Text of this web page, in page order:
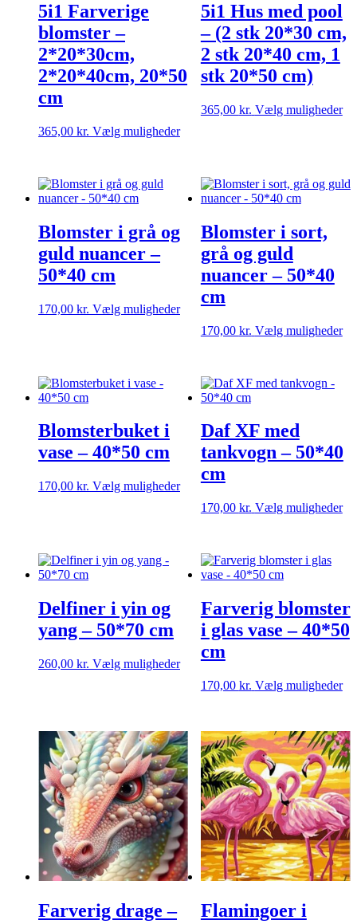
varesiden
5i1 Farverige
blomster –
2*20*30cm,
2*20*40cm, 20*50
cm
365,00 kr. Vælg mulighederDette
varianter.
Mulighederne
vælges
på
varesiden
5i1 Hus med pool
– (2 stk 20*30 cm,
2 stk 20*40 cm, 1
stk 20*50 cm)
365,00 kr. Vælg muligheder
Blomster i grå og
guld nuancer –
50*40 cm
170,00 kr. Vælg mulighederDette
Mulighederne
kan
varesiden
Blomster i sort,
grå og guld
nuancer – 50*40
cm
170,00 kr. Vælg muligheder
på
Blomsterbuket i
vase – 40*50 cm
170,00 kr. Vælg mulighederDette
Mulighederne
kan
varesiden
Daf XF med
tankvogn – 50*40
cm
170,00 kr. Vælg muligheder
på
Delfiner i yin og
yang – 50*70 cm
260,00 kr. Vælg mulighederDette
Mulighederne
kan
vælges
på
varesiden
Farverig blomster
i glas vase – 40*50
cm
170,00 kr. Vælg muligheder
på
Farverig drage –
Flamingoer i